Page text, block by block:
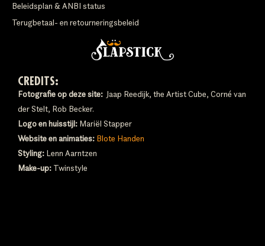
Beleidsplan & ANBI status
Terugbetaal- en retourneringsbeleid
CREDITS:
Fotografie op deze site: Jaap Reedijk, the Artist Cube, Corné van
der Stelt, Rob Becker.
Logo en huisstijl: Mariël Stapper
Website en animaties: Blote Handen
Styling: Lenn Aarntzen
Make-up: Twinstyle